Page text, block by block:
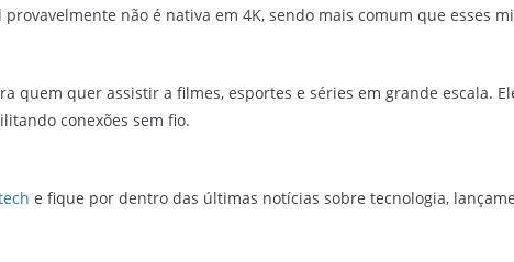
não é nativa em 4K, sendo mais comum que esses
quem quer assistir a filmes, esportes e séries em grande escala.
conexões sem fio.
e fique por dentro das últimas notícias sobre tecnologia,